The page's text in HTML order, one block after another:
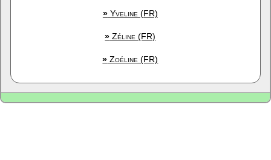
»Yveline (FR)
» Zéline (FR)
» Zoéline (FR)